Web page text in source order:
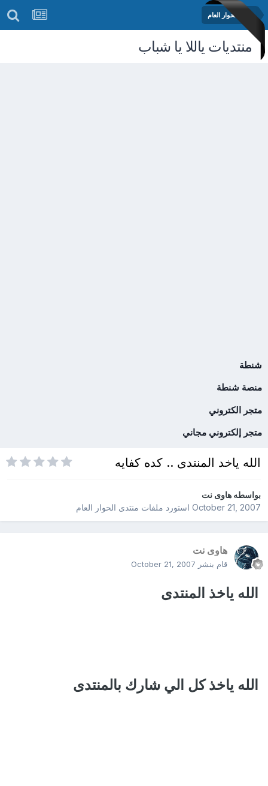
منتدى الحوار العام
منتديات ياللا يا شباب
شنطة
منصة شنطة
متجر الكتروني
متجر إلكتروني مجاني
الله ياخد المنتدى .. كده كفايه
بواسطههاوى نت
October 21, 2007استورد ملفات منتدى الحوار العام
هاوى نت
قام بنشر October 21, 2007
الله ياخذ المنتدى
الله ياخذ كل الي شارك بالمنتدى